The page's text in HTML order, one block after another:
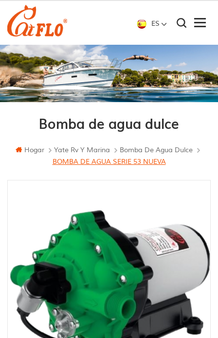
ES
Bomba de agua dulce
Hogar Yate Rv Y Marina
Bomba De Agua Dulce
BOMBA DE AGUA SERIE 53 NUEVA